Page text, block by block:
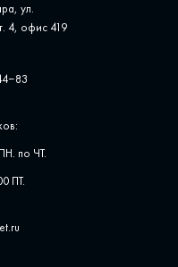
ул.
4, офис ​419
по ЧТ.
ПТ.